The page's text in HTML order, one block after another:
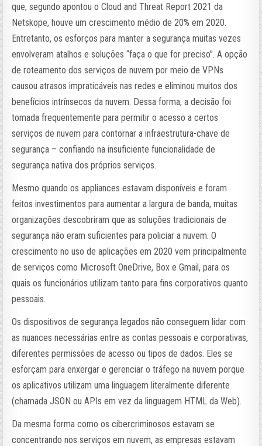
que, segundo apontou o Cloud and Threat Report 2021 da
Netskope, houve um crescimento médio de 20% em 2020.
Entretanto, os esforços para manter a segurança muitas vezes
envolveram atalhos e soluções “faça o que for preciso”. A opção
de roteamento dos serviços de nuvem por meio de VPNs
causou atrasos impraticáveis nas redes e eliminou muitos dos
benefícios intrínsecos da nuvem. Dessa forma, a decisão foi
tomada frequentemente para permitir o acesso a certos
serviços de nuvem para contornar a infraestrutura-chave de
segurança – confiando na insuficiente funcionalidade de
segurança nativa dos próprios serviços.
Mesmo quando os appliances estavam disponíveis e foram
feitos investimentos para aumentar a largura de banda, muitas
organizações descobriram que as soluções tradicionais de
segurança não eram suficientes para policiar a nuvem. O
crescimento no uso de aplicações em 2020 vem principalmente
de serviços como Microsoft OneDrive, Box e Gmail, para os
quais os funcionários utilizam tanto para fins corporativos quanto
pessoais.
Os dispositivos de segurança legados não conseguem lidar com
as nuances necessárias entre as contas pessoais e corporativas,
diferentes permissões de acesso ou tipos de dados. Eles se
esforçam para enxergar e gerenciar o tráfego na nuvem porque
os aplicativos utilizam uma linguagem literalmente diferente
(chamada JSON ou APIs em vez da linguagem HTML da Web).
Da mesma forma como os cibercriminosos estavam se
concentrando nos serviços em nuvem, as empresas estavam